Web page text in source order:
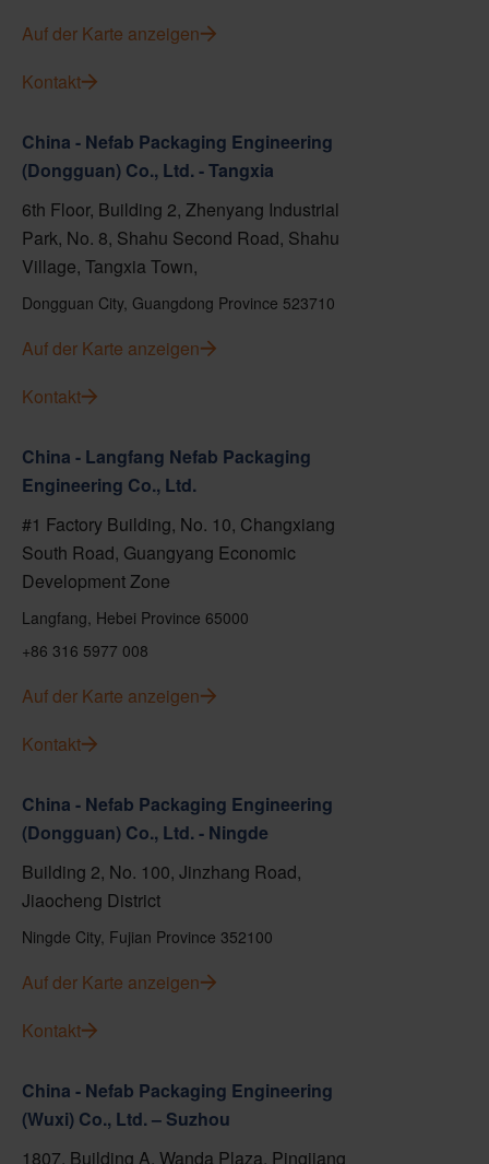
Auf der Karte anzeigen
Kontakt
China - Nefab Packaging Engineering
(Dongguan) Co., Ltd. - Tangxia
6th Floor, Building 2, Zhenyang Industrial
Park, No. 8, Shahu Second Road, Shahu
Village, Tangxia Town,
Dongguan City, Guangdong Province 523710
Auf der Karte anzeigen
Kontakt
China - Langfang Nefab Packaging
Engineering Co., Ltd.
#1 Factory Building, No. 10, Changxiang
South Road, Guangyang Economic
Development Zone
Langfang, Hebei Province 65000
+86 316 5977 008
Auf der Karte anzeigen
Kontakt
China - Nefab Packaging Engineering
(Dongguan) Co., Ltd. - Ningde
Building 2, No. 100, Jinzhang Road,
Jiaocheng District
Ningde City, Fujian Province 352100
Auf der Karte anzeigen
Kontakt
China - Nefab Packaging Engineering
(Wuxi) Co., Ltd. – Suzhou
1807, Building A, Wanda Plaza, Pingjiang